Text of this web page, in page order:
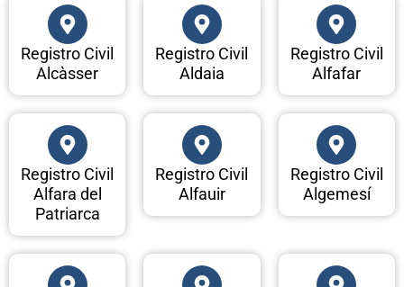
Registro Civil
Alcàsser
Registro Civil
Aldaia
Registro Civil
Alfafar
Registro Civil
Alfara del
Patriarca
Registro Civil
Alfauir
Registro Civil
Algemesí